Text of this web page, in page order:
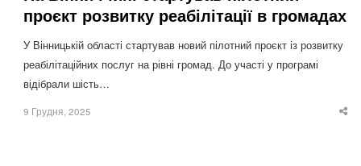
проєкт розвитку реабілітації в громадах
У Вінницькій області стартував новий пілотний проєкт із розвитку
реабілітаційних послуг на рівні громад. До участі у програмі
відібрали шість…
9 Грудня, 2025